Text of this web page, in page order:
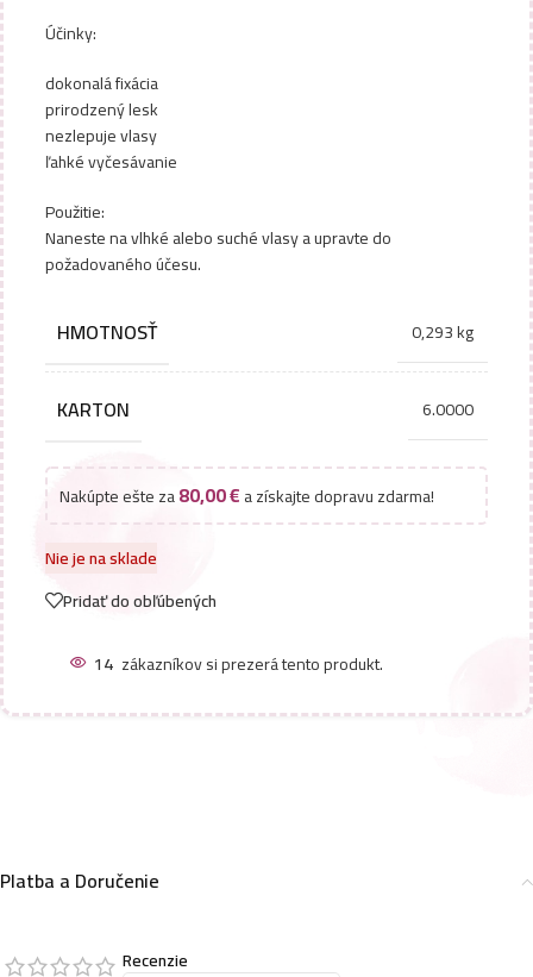
Účinky:
dokonalá fixácia
prirodzený lesk
nezlepuje vlasy
ľahké vyčesávanie
Použitie:
Naneste na vlhké alebo suché vlasy a upravte do
požadovaného účesu.
HMOTNOSŤ 0,293 kg
KARTON 6.0000
Nakúpte ešte za80,00€a získajte dopravu zdarma!
Nie je na sklade
Pridať do obľúbených
14 zákazníkov si prezerá tento produkt.
Platba a Doručenie
Recenzie